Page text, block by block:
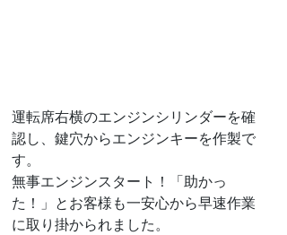
運転席右横のエンジンシリンダーを確
認し、鍵穴からエンジンキーを作製で
す。
無事エンジンスタート！「助かっ
た！」とお客様も一安心から早速作業
に取り掛かられました。